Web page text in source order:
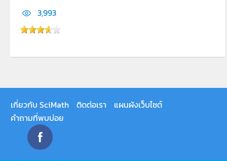
3,993
เกี่ยวกับ SciMath ติดต่อเรา
แผนผังเว็บไซต์
คำถามที่พบบ่อย